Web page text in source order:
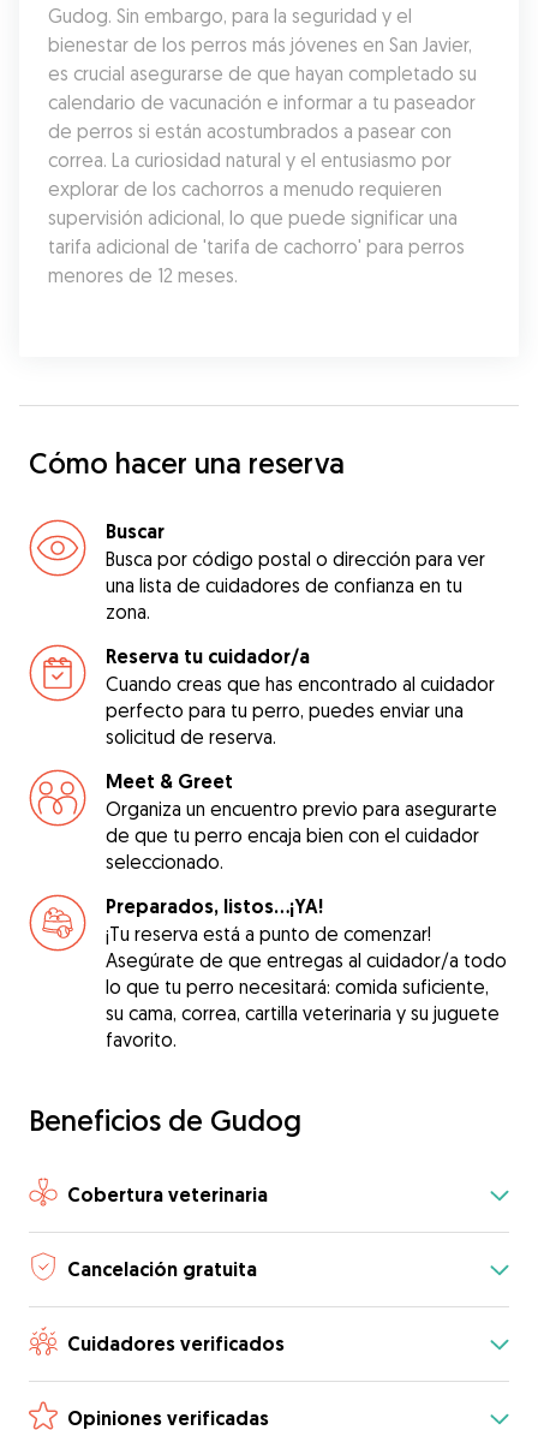
Gudog. Sin embargo, para la seguridad y el
bienestar de los perros más jóvenes en San Javier,
es crucial asegurarse de que hayan completado su
calendario de vacunación e informar a tu paseador
de perros si están acostumbrados a pasear con
correa. La curiosidad natural y el entusiasmo por
explorar de los cachorros a menudo requieren
supervisión adicional, lo que puede significar una
tarifa adicional de 'tarifa de cachorro' para perros
menores de 12 meses.
Cómo hacer una reserva
Buscar
Busca por código postal o dirección para ver
una lista de cuidadores de confianza en tu
zona.
Reserva tu cuidador/a
Cuando creas que has encontrado al cuidador
perfecto para tu perro, puedes enviar una
solicitud de reserva.
Meet & Greet
Organiza un encuentro previo para asegurarte
de que tu perro encaja bien con el cuidador
seleccionado.
Preparados, listos...¡YA!
¡Tu reserva está a punto de comenzar!
Asegúrate de que entregas al cuidador/a todo
lo que tu perro necesitará: comida suficiente,
su cama, correa, cartilla veterinaria y su juguete
favorito.
Beneficios de Gudog
Cobertura veterinaria
Cancelación gratuita
Cuidadores verificados
Opiniones verificadas